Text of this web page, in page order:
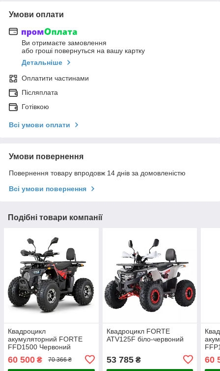
Умови оплати
Ви отримаєте замовлення
або гроші повернуться на вашу картку
Детальніше
Оплатити частинами
Післяплата
Готівкою
Всі умови оплати
Умови повернення
Повернення товару впродовж 14 днів за домовленістю
Всі умови повернення
Подібні товари компанії
Квадроцикл
акумуляторний FORTE
FFD1500 Червоний
60 500 ₴ 70 366 ₴
Квадроцикл FORTE
ATV125F біло-червоний
53 785₴ 60